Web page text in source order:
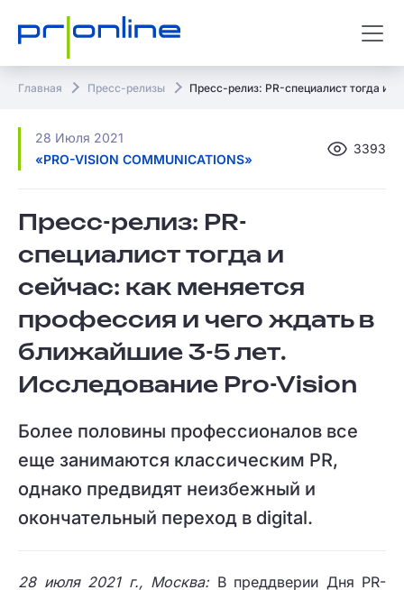
Главная Пресс-релизы Пресс-релиз: PR-специалист тогда и
28 Июля 2021
«PRO-VISION COMMUNICATIONS»
3393
Пресс-релиз: PR-
специалист тогда и
сейчас: как меняется
профессия и чего ждать в
ближайшие 3-5 лет.
Исследование Pro-Vision
Более половины профессионалов все
еще занимаются классическим PR,
однако предвидят неизбежный и
окончательный переход в digital.
28 июля 2021 г., Москва:В преддверии Дня PR-